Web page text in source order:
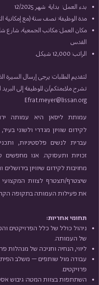
بدء العمل: بداية شهر 12/2025
مدة الوظيفة: نصف سنة (مع إمكانية
القدس
الراتب: 12,000 شيكل.
لتقديم الطلبات: يرجى إرسال السيرة
تشرح ملاءمتكم/ن للوظيفة إلى البريد
Efrat.meyer@lissan.org
עמותת ליסאן היא עמותה
לקידום שוויון מגדרי ולשוני
עברית לנשים פלסטיניות,
זכויות ותעסוקה. אנו מחפשים
מחויבות לקידום שיוויון בירושלים
שיצטרף/תצטרף לצוות המקצועי
את פעילות העמותה בתקופה
תחומי אחריות:
ניהול כולל של כלל הפרויקטים
של העמותה.
ליווי, הנחיה וחניכה של מנהלות
עבודה מול שותפים – משלב
פרויקטים.
השתתפות בצוות המטה: גיבוש